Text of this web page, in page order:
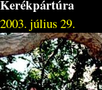
Kerékpártúra
2003. július 29.